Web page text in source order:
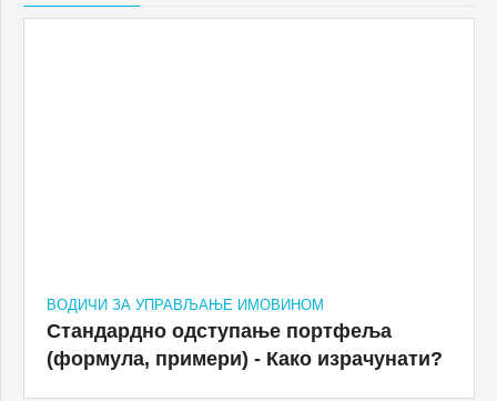
ВОДИЧИ ЗА УПРАВЉАЊЕ ИМОВИНОМ
Стандардно одступање портфеља
(формула, примери) - Како израчунати?